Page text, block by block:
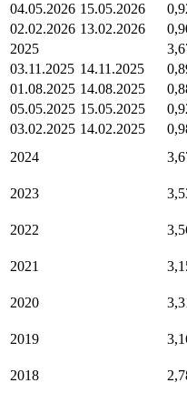
04.05.2026 15.05.2026
02.02.2026 13.02.2026
2025
03.11.2025 14.11.2025
01.08.2025 14.08.2025
05.05.2025 15.05.2025
03.02.2025 14.02.2025
2024
2023
2022
2021
2020
2019
2018